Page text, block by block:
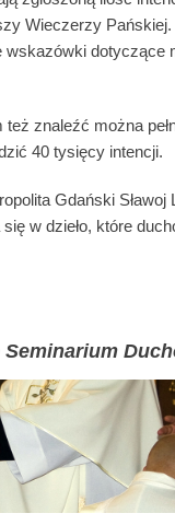
Wieczerzy
dotyczące
znaleźć można
40 tysięcy intencji.
Gdański Sławoj
w dzieło, które
Seminarium